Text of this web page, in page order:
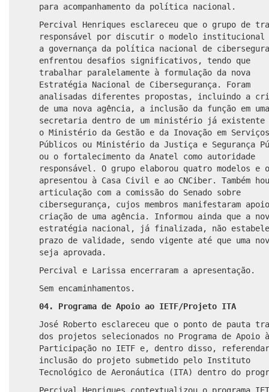
para acompanhamento da política nacional.
Percival Henriques esclareceu que o grupo de
responsável por discutir o modelo institucional
a governança da política nacional de
enfrentou desafios significativos, tendo que
trabalhar paralelamente à formulação da nova
Estratégia Nacional de Cibersegurança. Foram
analisadas diferentes propostas, incluindo a
de uma nova agência, a inclusão da função em uma
secretaria dentro de um ministério já existente
o Ministério da Gestão e da Inovação em Serviços
Públicos ou Ministério da Justiça e Segurança
ou o fortalecimento da Anatel como autoridade
responsável. O grupo elaborou quatro modelos e
apresentou à Casa Civil e ao CNCiber. Também
articulação com a comissão do Senado sobre
cibersegurança, cujos membros manifestaram
criação de uma agência. Informou ainda que a
estratégia nacional, já finalizada, não
prazo de validade, sendo vigente até que uma
seja aprovada.
Percival e Larissa encerraram a apresentação.
Sem encaminhamentos.
04. Programa de Apoio ao IETF/Projeto ITA
José Roberto esclareceu que o ponto de pauta
dos projetos selecionados no Programa de Apoio à
Participação no IETF e, dentro disso,
inclusão do projeto submetido pelo Instituto
Tecnológico de Aeronáutica (ITA) dentro do
Percival Henriques contextualizou o programa